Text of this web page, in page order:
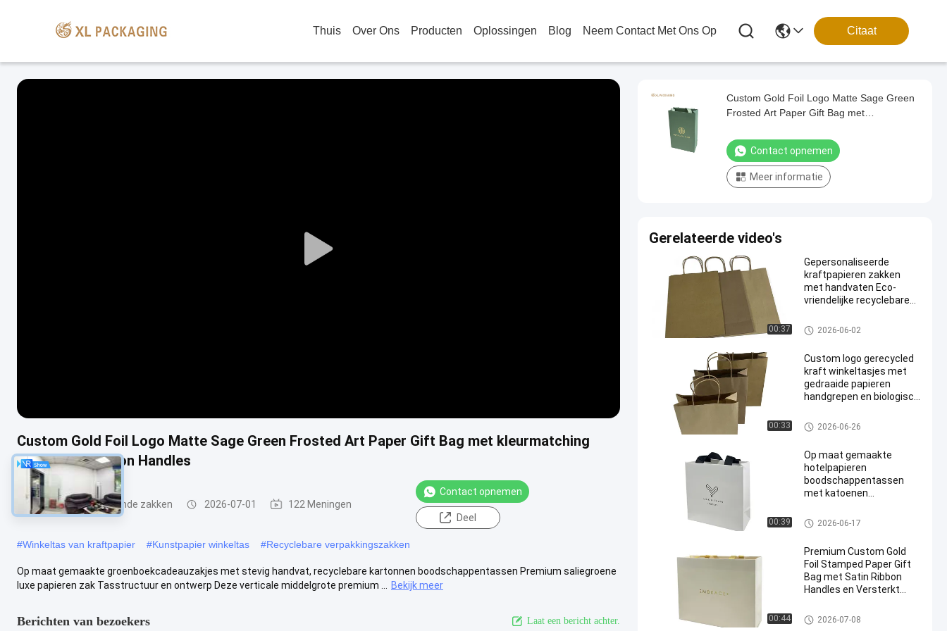
Thuis Over Ons Producten Oplossingen Blog Neem Contact Met Ons Op Citaat
Play
Custom Gold Foil Logo Matte Sage Green Frosted Art Paper Gift Bag met kleurmatching
Wide Satin Ribbon Handles
document verpakkende zakken 2026-07-01 122 Meningen
Contact opnemen
Deel
#Winkeltas van kraftpapier #Kunstpapier winkeltas #Recyclebare verpakkingszakken
Op maat gemaakte groenboekcadeauzakjes met stevig handvat, recyclebare kartonnen boodschappentassen Premium saliegroene
luxe papieren zak Tasstructuur en ontwerp Deze verticale middelgrote premium ...
Bekijk meer
Berichten van bezoekers Laat een bericht achter.
Custom Gold Foil Logo Matte Sage Green
Frosted Art Paper Gift Bag met
Contact opnemen
Meer informatie
Gerelateerde video's
00:37
Gepersonaliseerde
kraftpapieren zakken
met handvaten Eco-
vriendelijke recyclebare
gepersonaliseerd logo
drukken
document verpakkende zakke
n
2026-06-02
00:33
Custom logo gerecycled
kraft winkeltasjes met
gedraaide papieren
handgrepen en biologisch
document verpakkende zakke
n
2026-06-26
00:39
Op maat gemaakte
hotelpapieren
boodschappentassen
met katoenen
document verpakkende zakke
n
2026-06-17
00:44
Premium Custom Gold
Foil Stamped Paper Gift
Bag met Satin Ribbon
Handles en Versterkt
document verpakkende zakke
n
2026-07-08